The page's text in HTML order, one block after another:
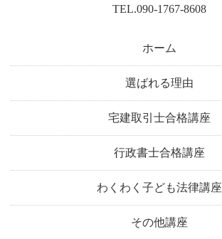
TEL.090-1767-8608
ホーム
選ばれる理由
宅建取引士合格講座
行政書士合格講座
わくわく子ども法律講座
その他講座